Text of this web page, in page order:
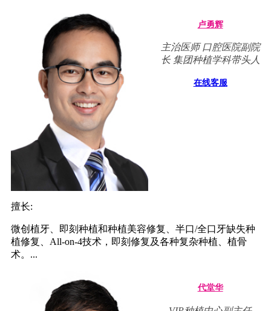
卢勇辉
主治医师 口腔医院副院
长 集团种植学科带头人
在线客服
擅长:
微创植牙、即刻种植和种植美容修复、半口/全口牙缺失种
植修复、All-on-4技术，即刻修复及各种复杂种植、植骨
术。...
代堂华